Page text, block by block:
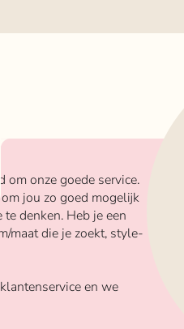
om onze goede service.
jou zo goed mogelijk
denken. Heb je een
maat die je zoekt, style-
en we